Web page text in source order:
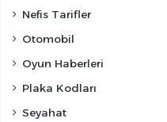
Nefis Tarifler
Otomobil
Oyun Haberleri
Plaka Kodları
Seyahat